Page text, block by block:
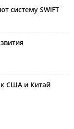
систему SWIFT
США и Китай